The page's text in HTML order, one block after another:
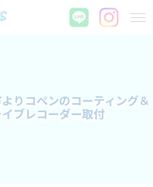
りコペンのコーティング＆
イブレコーダー取付